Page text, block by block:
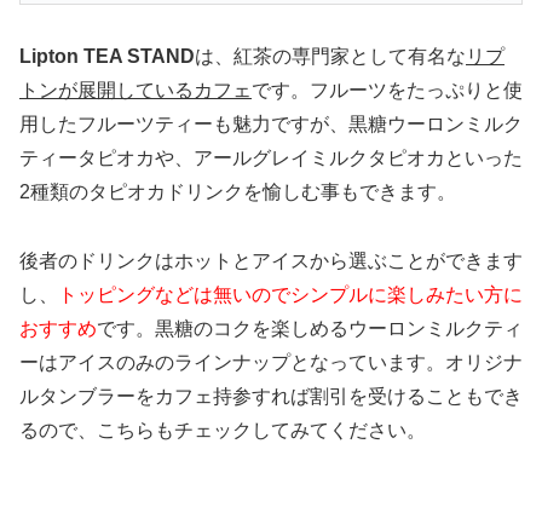
Lipton TEA STANDは、紅茶の専門家として有名な リプ
トンが展開しているカフェ です。フルーツをたっぷりと使
用したフルーツティーも魅力ですが、黒糖ウーロンミルク
ティータピオカや、アールグレイミルクタピオカといった
2種類のタピオカドリンクを愉しむ事もできます。
後者のドリンクはホットとアイスから選ぶことができます
し、
トッピングなどは無いのでシンプルに楽しみたい方に
おすすめです。黒糖のコクを楽しめるウーロンミルクティ
ーはアイスのみのラインナップとなっています。オリジナ
ルタンブラーをカフェ持参すれば割引を受けることもでき
るので、こちらもチェックしてみてください。